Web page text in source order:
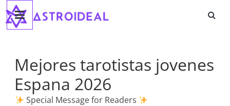
Saltar
contenido
Astroideal
Mejores tarotistas jovenes
Espana 2026
Special Message for Readers